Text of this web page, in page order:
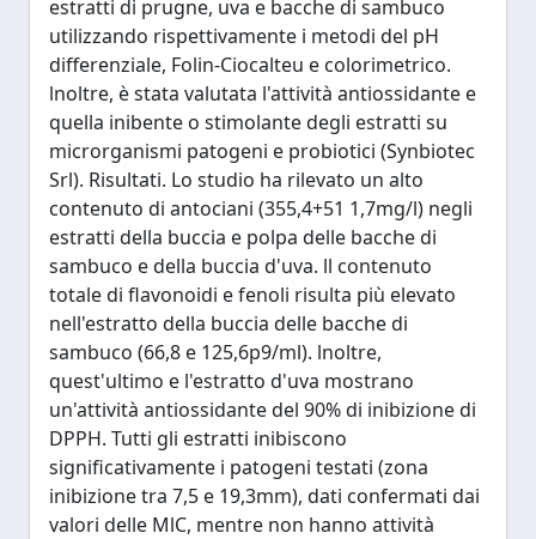
estratti di prugne, uva e bacche di sambuco
utilizzando rispettivamente i metodi del pH
differenziale, Folin-Ciocalteu e colorimetrico.
lnoltre, è stata valutata l'attività antiossidante e
quella inibente o stimolante degli estratti su
microrganismi patogeni e probiotici (Synbiotec
Srl). Risultati. Lo studio ha rilevato un alto
contenuto di antociani (355,4+51 1,7mg/l) negli
estratti della buccia e polpa delle bacche di
sambuco e della buccia d'uva. ll contenuto
totale di flavonoidi e fenoli risulta più elevato
nell'estratto della buccia delle bacche di
sambuco (66,8 e 125,6p9/ml). lnoltre,
quest'ultimo e l'estratto d'uva mostrano
un'attività antiossidante del 90% di inibizione di
DPPH. Tutti gli estratti inibiscono
significativamente i patogeni testati (zona
inibizione tra 7,5 e 19,3mm), dati confermati dai
valori delle MlC, mentre non hanno attività